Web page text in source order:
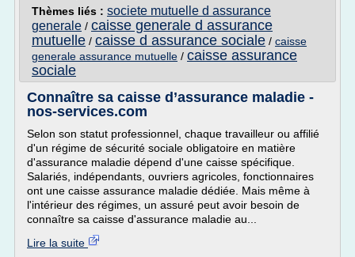
Thèmes liés : societe mutuelle d assurance
generale / caisse generale d assurance
mutuelle / caisse d assurance sociale / caisse
generale assurance mutuelle / caisse assurance
sociale
Connaître sa caisse d’assurance maladie -
nos-services.com
Selon son statut professionnel, chaque travailleur ou affilié
d'un régime de sécurité sociale obligatoire en matière
d'assurance maladie dépend d'une caisse spécifique.
Salariés, indépendants, ouvriers agricoles, fonctionnaires
ont une caisse assurance maladie dédiée. Mais même à
l'intérieur des régimes, un assuré peut avoir besoin de
connaître sa caisse d'assurance maladie au...
Lire la suite